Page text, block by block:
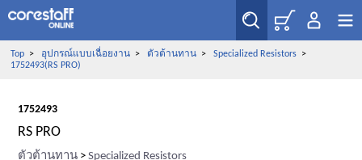
Top> อุปกรณ์แบบเฉื่อยงาน> ตัวต้านทาน> Specialized Resistors>
1752493(RS PRO)
1752493
RS PRO
ตัวต้านทาน >Specialized Resistors